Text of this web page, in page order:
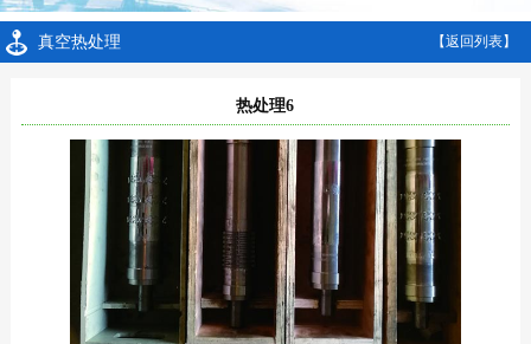
真空热处理 【返回列表】
热处理6